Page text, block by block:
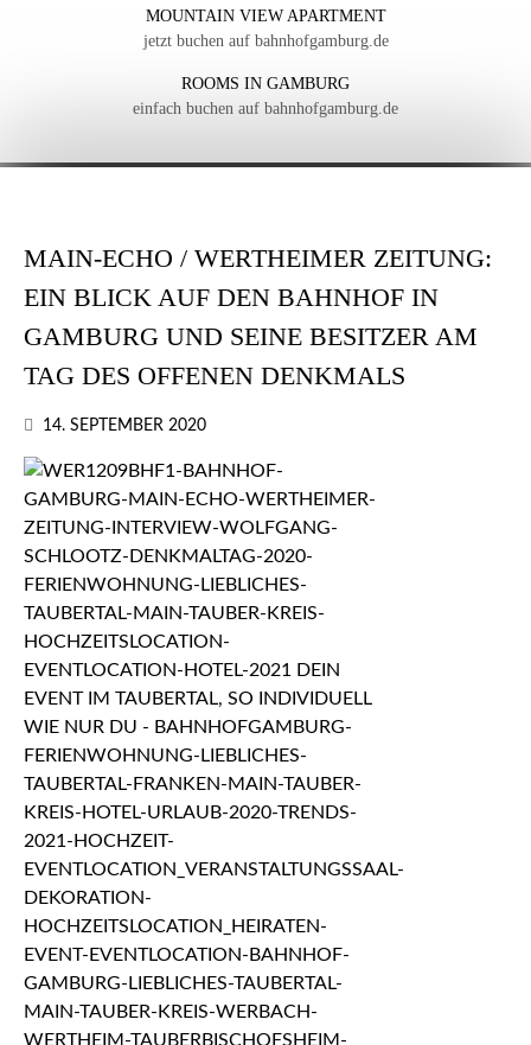
MOUNTAIN VIEW APARTMENT
jetzt buchen auf bahnhofgamburg.de
ROOMS IN GAMBURG
einfach buchen auf bahnhofgamburg.de
MAIN-ECHO / WERTHEIMER ZEITUNG:
EIN BLICK AUF DEN BAHNHOF IN
GAMBURG UND SEINE BESITZER AM
TAG DES OFFENEN DENKMALS
14. SEPTEMBER 2020